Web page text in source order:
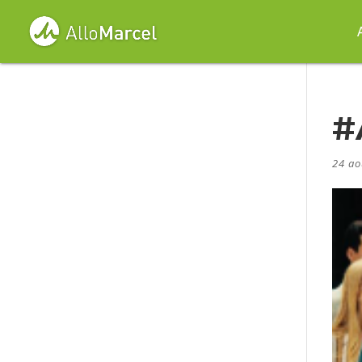
24